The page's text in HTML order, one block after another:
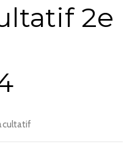
2e